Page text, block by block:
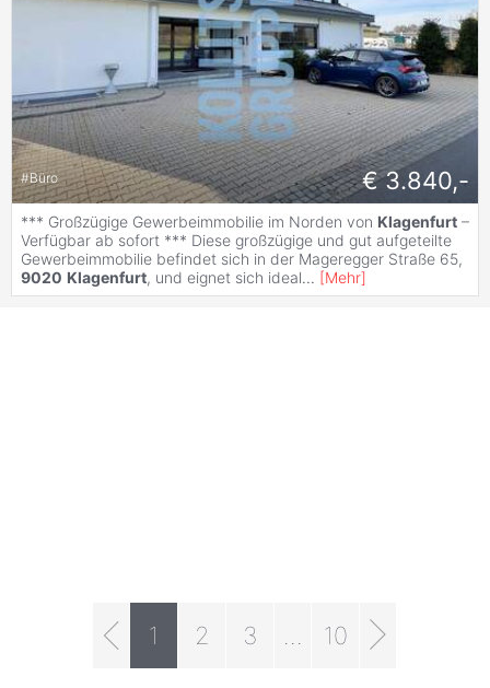
#Büro € 3.840,-
*** Großzügige Gewerbeimmobilie im Norden von Klagenfurt –
Verfügbar ab sofort *** Diese großzügige und gut aufgeteilte
Gewerbeimmobilie befindet sich in der Mageregger Straße 65,
9020 Klagenfurt, und eignet sich ideal... [Mehr]
1 2 3 10